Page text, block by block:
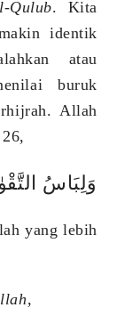
Qulub. Kita
identik
atau
buruk
Allah
26,
وَلِبَاسُ
yang lebih